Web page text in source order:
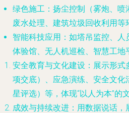
绿色施工 ：扬尘控制（雾炮、
废水处理、建筑垃圾回收利用等
智能科技应用 ：如塔吊监控、
体验馆、无人机巡检、智慧工地
安全教育与文化建设 ：展示形
项交底）、应急演练、安全文
星评选）等，体现“以人为本”的
成效与持续改进 ：用数据说话